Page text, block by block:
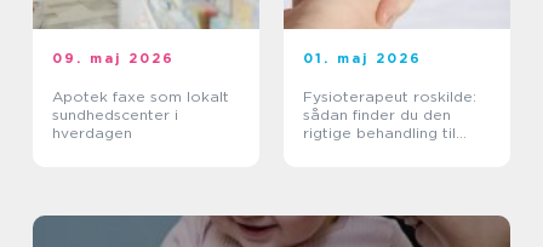
09. maj 2026
Apotek faxe som lokalt
sundhedscenter i
hverdagen
01. maj 2026
Fysioterapeut roskilde:
sådan finder du den
rigtige behandling til